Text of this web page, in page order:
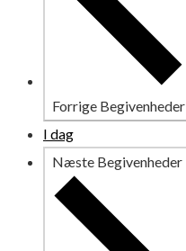
Forrige Begivenheder
I dag
Næste Begivenheder